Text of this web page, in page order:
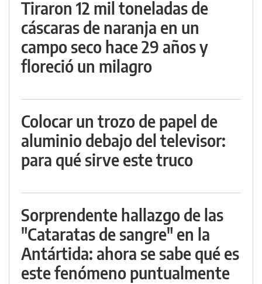
Tiraron 12 mil toneladas de
cáscaras de naranja en un
campo seco hace 29 años y
floreció un milagro
Colocar un trozo de papel de
aluminio debajo del televisor:
para qué sirve este truco
Sorprendente hallazgo de las
"Cataratas de sangre" en la
Antártida: ahora se sabe qué es
este fenómeno puntualmente